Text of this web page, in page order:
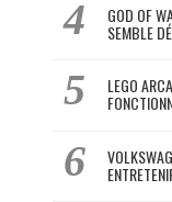
GOD OF
SEMBLE
LEGO